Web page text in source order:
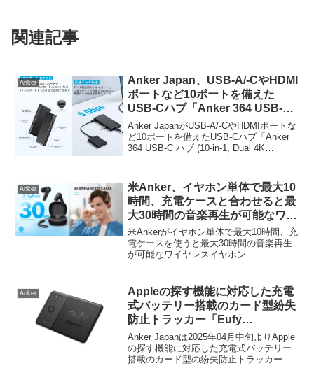
関連記事
Anker
Anker Japan、USB-A/-CやHDMI
ポートなど10ポートを備えた
USB-Cハブ「Anker 364 USB-C
ハブ (10-in-1, Dual 4K HDMI)」を
発売。
Anker JapanがUSB-A/-CやHDMIポートな
ど10ポートを備えたUSB-Cハブ「Anker
364 USB-C ハブ (10-in-1, Dual 4K
Anker
米Anker、イヤホン単体で最大10
時間、充電ケースと合わせると最
大30時間の音楽再生が可能なワイ
ヤレスイヤホン「Soundcore
P20i」を発売。
米Ankerがイヤホン単体で最大10時間、充
電ケースを使うと最大30時間の音楽再生
が可能なワイヤレスイヤホン
Anker
Appleの探す機能に対応した充電
式バッテリー搭載のカード型紛失
防止トラッカー「Eufy
SmartTrack Card E30」のアップ
グレード版が20%OFFセール中。
Anker Japanは2025年04月中旬よりApple
の探す機能に対応した充電式バッテリー
搭載のカード型の紛失防止トラッカー